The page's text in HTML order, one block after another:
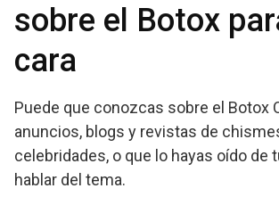
sobre el Botox
cara
Puede que conozcas sobre el Botox
anuncios, blogs y revistas de
celebridades, o que lo hayas oído de
hablar del tema.